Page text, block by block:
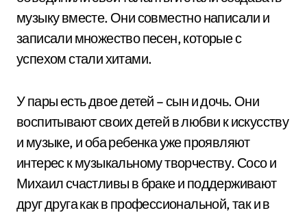
музыку вместе. Они совместно написали и
записали множество песен, которые с
успехом стали хитами.
У пары есть двое детей – сын и дочь. Они
воспитывают своих детей в любви к искусству
и музыке, и оба ребенка уже проявляют
интерес к музыкальному творчеству. Сосо и
Михаил счастливы в браке и поддерживают
друг друга как в профессиональной, так и в